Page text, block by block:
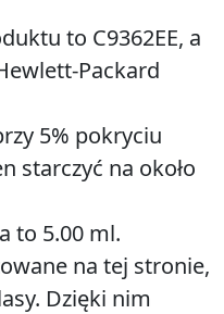
to C9362EE, a
Packard
5% pokryciu
starczyć na około
to 5.00 ml.
na tej stronie,
Dzięki nim